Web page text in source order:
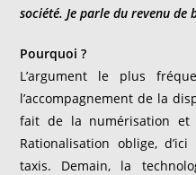
société. Je parle du revenu de
Pourquoi ?
L’argument le plus
l’accompagnement de la
fait de la numérisation et
Rationalisation oblige,
taxis. Demain, la